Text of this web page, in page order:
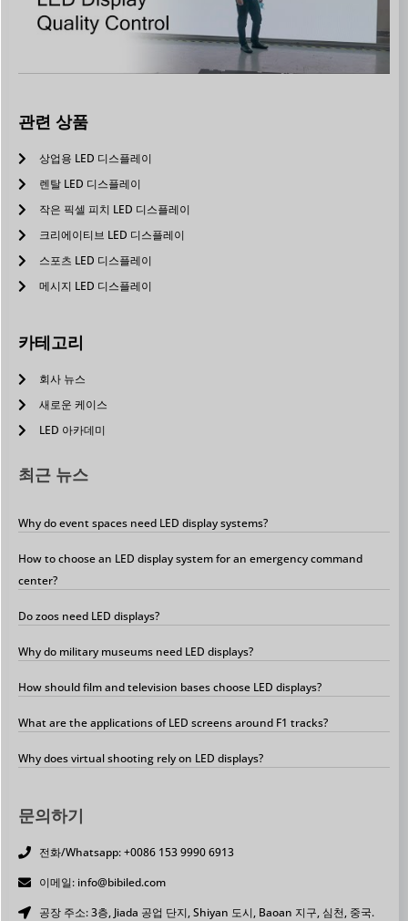
관련 상품
상업용 LED 디스플레이
렌탈 LED 디스플레이
작은 픽셀 피치 LED 디스플레이
크리에이티브 LED 디스플레이
스포츠 LED 디스플레이
메시지 LED 디스플레이
카테고리
회사 뉴스
새로운 케이스
LED 아카데미
최근 뉴스
Why do event spaces need LED display systems?
How to choose an LED display system for an emergency command
center?
Do zoos need LED displays?
Why do military museums need LED displays?
How should film and television bases choose LED displays?
What are the applications of LED screens around F1 tracks?
Why does virtual shooting rely on LED displays?
문의하기
전화/Whatsapp: +0086 153 9990 6913
이메일: info@bibiled.com
공장 주소: 3층, Jiada 공업 단지, Shiyan 도시, Baoan 지구, 심천, 중국.